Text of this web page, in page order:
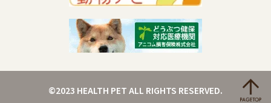
©2023 HEALTH PET ALL RIGHTS RESERVED.